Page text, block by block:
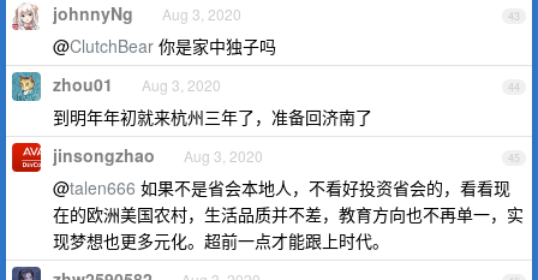
43
johnnyNg Aug 3, 2020
@ClutchBear 你是家中独子吗
44
zhou01 Aug 3, 2020
到明年年初就来杭州三年了，准备回济南了
45
jinsongzhao Aug 3, 2020
@talen666 如果不是省会本地人，不看好投资省会的，看看现
在的欧洲美国农村，生活品质并不差，教育方向也不再单一，实
现梦想也更多元化。超前一点才能跟上时代。